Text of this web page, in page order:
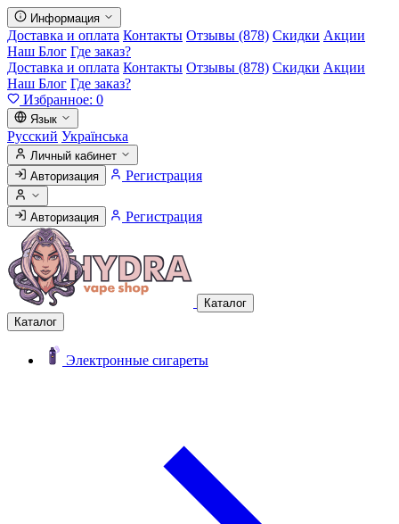
Информация
Доставка и оплата Контакты Отзывы (878) Скидки Акции
Наш Блог Где заказ?
Доставка и оплата Контакты Отзывы (878) Скидки Акции
Наш Блог Где заказ?
Избранное: 0
Язык
Русский Українська
Личный кабинет
Авторизация
Регистрация
Авторизация Регистрация
Каталог
Каталог
Электронные сигареты